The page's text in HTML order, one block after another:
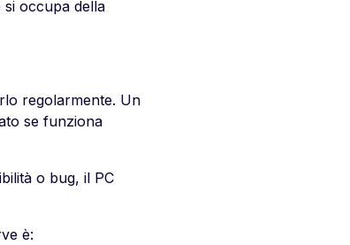
si occupa della
regolarmente. Un
se funziona
o bug, il PC
è: